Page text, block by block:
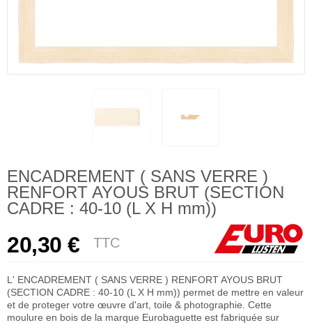
ENCADREMENT ( SANS VERRE )
RENFORT AYOUS BRUT (SECTION
CADRE : 40-10 (L X H mm))
20,30 € TTC
L' ENCADREMENT ( SANS VERRE ) RENFORT AYOUS BRUT
(SECTION CADRE : 40-10 (L X H mm)) permet de mettre en valeur
et de proteger votre œuvre d'art, toile & photographie. Cette
moulure en bois de la marque Eurobaguette est fabriquée sur